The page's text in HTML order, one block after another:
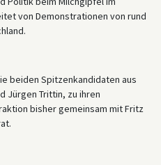
von Demonstrationen von rund
beiden Spitzenkandidaten aus
Jürgen Trittin, zu ihren
bisher gemeinsam mit Fritz